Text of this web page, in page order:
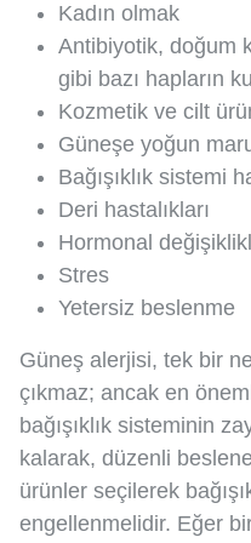
Kadın olmak
Antibiyotik, doğum
gibi bazı hapların
Kozmetik ve cilt
Güneşe yoğun
Bağışıklık sistemi
Deri hastalıkları
Hormonal
Stres
Yetersiz beslenme
Güneş alerjisi, tek bir
çıkmaz; ancak en
bağışıklık sisteminin
kalarak, düzenli
ürünler seçilerek
engellenmelidir. Eğer